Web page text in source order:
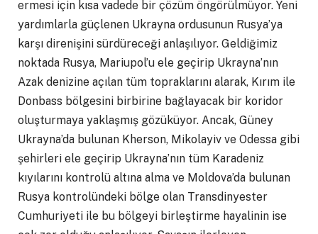
ermesi için kısa vadede bir çözüm öngörülmüyor. Yeni
yardımlarla güçlenen Ukrayna ordusunun Rusya’ya
karşı direnişini sürdüreceği anlaşılıyor. Geldiğimiz
noktada Rusya, Mariupol’u ele geçirip Ukrayna’nın
Azak denizine açılan tüm topraklarını alarak, Kırım ile
Donbass bölgesini birbirine bağlayacak bir koridor
oluşturmaya yaklaşmış gözüküyor. Ancak, Güney
Ukrayna’da bulunan Kherson, Mikolayiv ve Odessa gibi
şehirleri ele geçirip Ukrayna’nın tüm Karadeniz
kıyılarını kontrolü altına alma ve Moldova’da bulunan
Rusya kontrolündeki bölge olan Transdinyester
Cumhuriyeti ile bu bölgeyi birleştirme hayalinin ise